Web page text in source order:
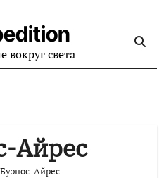
вокруг света
Айрес
Буэнос-Айрес